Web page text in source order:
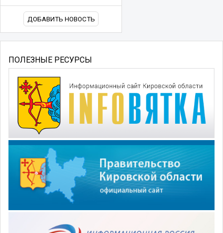
ДОБАВИТЬ НОВОСТЬ
ПОЛЕЗНЫЕ РЕСУРСЫ